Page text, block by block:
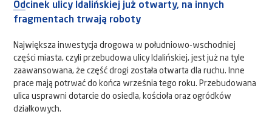
Odcinek ulicy Idalińskiej już otwarty, na innych
fragmentach trwają roboty
Największa inwestycja drogowa w południowo-wschodniej
części miasta, czyli przebudowa ulicy Idalińskiej, jest już na tyle
zaawansowana, że część drogi została otwarta dla ruchu. Inne
prace mają potrwać do końca września tego roku. Przebudowana
ulica usprawni dotarcie do osiedla, kościoła oraz ogródków
działkowych.